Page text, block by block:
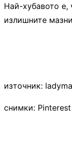
Най-хубавото е,
излишните
източник:
снимки: Pinterest